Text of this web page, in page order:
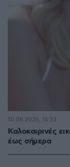
Καλοκαιρινές
έως σήμερα
10.08.2026, 16:23